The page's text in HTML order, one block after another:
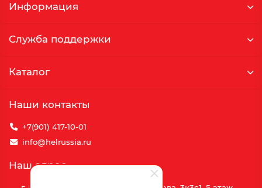
Информация
Служба поддержки
Каталог
Наши контакты
+7(901) 417-10-01
info@helrussia.ru
Наш адрес